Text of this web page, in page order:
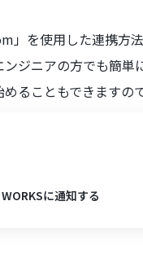
」を使用した連携方
ジニアの方でも簡単
ることもできますの
に通知する